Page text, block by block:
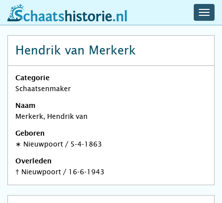
schaatshistorie.nl
Hendrik van Merkerk
Categorie
Schaatsenmaker
Naam
Merkerk, Hendrik van
Geboren
∗ Nieuwpoort / 5-4-1863
Overleden
† Nieuwpoort / 16-6-1943